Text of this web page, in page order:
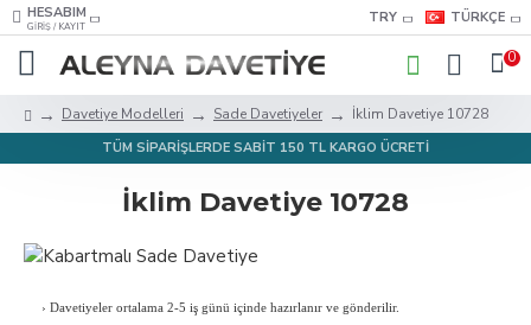
HESABIM
GIRIŞ / KAYIT
TRY TÜRKÇE
0
Davetiye Modelleri Sade Davetiyeler İklim Davetiye 10728
TÜM SİPARİŞLERDE SABİT 150 TL KARGO ÜCRETİ
İklim Davetiye 10728
› Davetiyeler ortalama 2-5 iş günü içinde hazırlanır ve gönderilir.